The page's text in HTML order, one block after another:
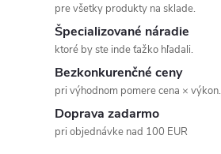
pre všetky produkty na sklade.
Špecializované náradie
ktoré by ste inde ťažko hľadali.
Bezkonkurenčné ceny
pri výhodnom pomere cena × výkon.
Doprava zadarmo
pri objednávke nad 100 EUR